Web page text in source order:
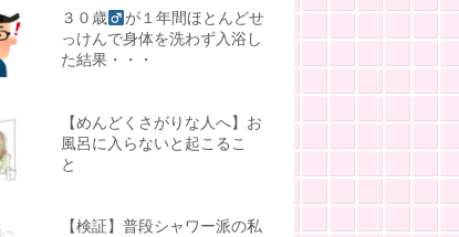
３０歳
が１年間ほとんどせ
っけんで身体を洗わず入浴し
た結果・・・
【めんどくさがりな人へ】お
風呂に入らないと起こるこ
と
【検証】普段シャワー派の私